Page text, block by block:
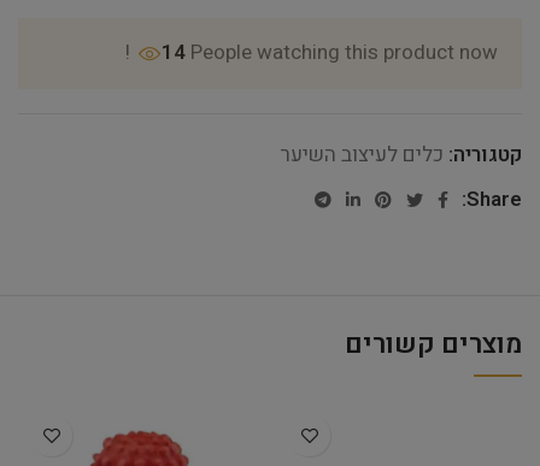
14 People watching this product now!
קטגוריה: כלים לעיצוב השיער
Share:
מוצרים קשורים